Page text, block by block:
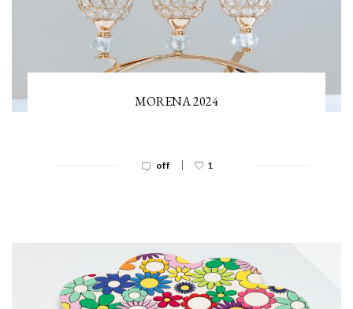
MORENA 2024
off | 1